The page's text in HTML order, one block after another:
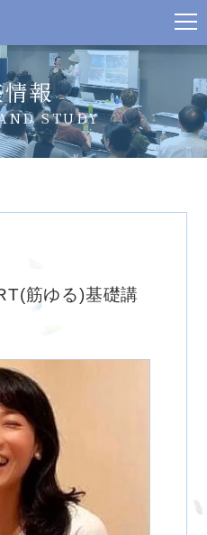
報
STUDY
筋ゆる)基礎講